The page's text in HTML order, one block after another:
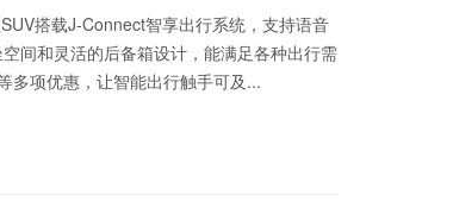
搭载J-Connect智享出行系统，支持语音
间和灵活的后备箱设计，能满足各种出行需
多项优惠，让智能出行触手可及...